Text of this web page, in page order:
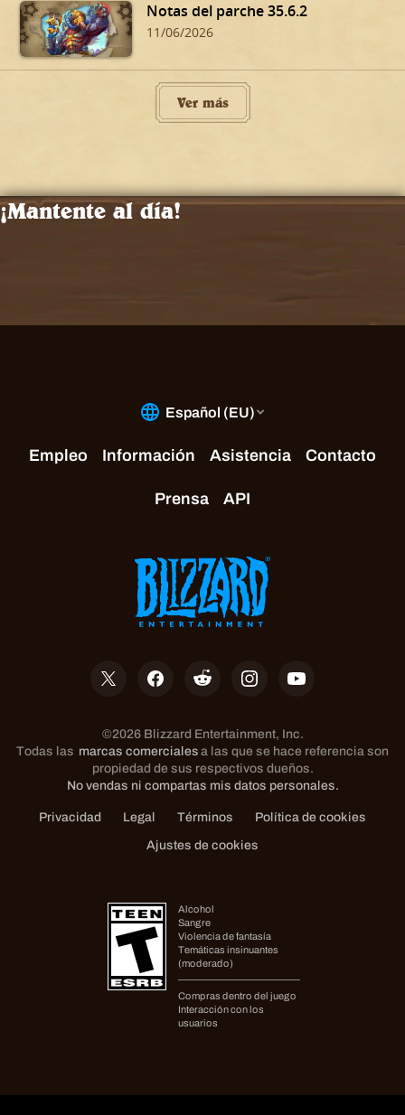
Notas del parche 35.6.2
11/06/2026
Ver más
¡Mantente al día!